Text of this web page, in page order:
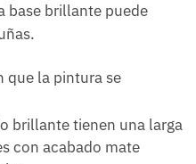
base brillante puede
que la pintura se
brillante tienen una larga
con acabado mate